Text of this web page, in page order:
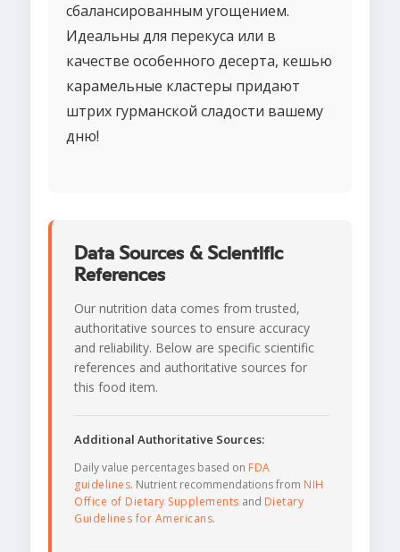
сбалансированным угощением.
Идеальны для перекуса или в
качестве особенного десерта, кешью
карамельные кластеры придают
штрих гурманской сладости вашему
дню!
Data Sources & Scientific
References
Our nutrition data comes from trusted,
authoritative sources to ensure accuracy
and reliability. Below are specific scientific
references and authoritative sources for
this food item.
Additional Authoritative Sources:
Daily value percentages based on FDA
guidelines. Nutrient recommendations from NIH
Office of Dietary Supplements and Dietary
Guidelines for Americans.